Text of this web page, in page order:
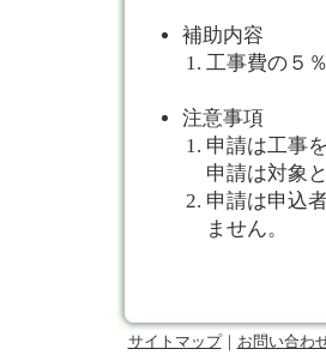
補助内容
工事費の５
注意事項
申請は工事
申請は対象
申請は申込
ません。
サイトマップ｜ お問い合わ